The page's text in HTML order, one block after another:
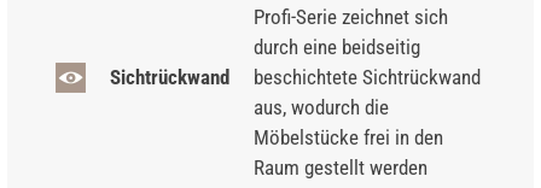
Sichtrückwand
Profi-Serie zeichnet sich
durch eine beidseitig
beschichtete Sichtrückwand
aus, wodurch die
Möbelstücke frei in den
Raum gestellt werden